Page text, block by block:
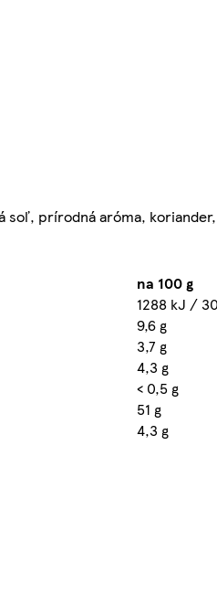
soľ, prírodná aróma,
na 100 g
1288 kJ /
9,6 g
3,7 g
4,3 g
< 0,5 g
51 g
4,3 g